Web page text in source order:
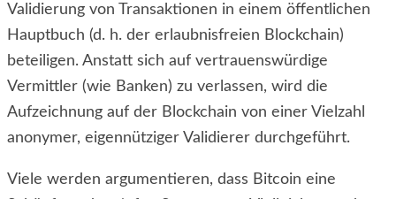
Validierung von Transaktionen in einem öffentlichen
Hauptbuch (d. h. der erlaubnisfreien Blockchain)
beteiligen. Anstatt sich auf vertrauenswürdige
Vermittler (wie Banken) zu verlassen, wird die
Aufzeichnung auf der Blockchain von einer Vielzahl
anonymer, eigennütziger Validierer durchgeführt.
Viele werden argumentieren, dass Bitcoin eine